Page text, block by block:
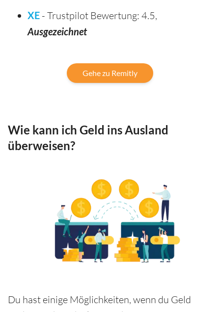
XE - Trustpilot Bewertung: 4.5,
Ausgezeichnet
Gehe zu Remitly
Wie kann ich Geld ins Ausland
überweisen?
Du hast einige Möglichkeiten, wenn du Geld